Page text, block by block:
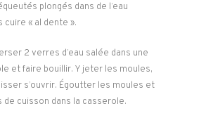
plongés dans de l’eau
« al dente ».
2 verres d’eau salée dans une
et faire bouillir. Y jeter les moules,
s’ouvrir. Égoutter les moules et
de cuisson dans la casserole.